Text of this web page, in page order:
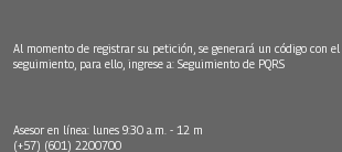
Al momento de registrar su petición, se generará un código con
seguimiento, para ello, ingrese a: Seguimiento de PQRS
Asesor en línea: lunes 9:30 a.m. - 12 m
(+57) (601) 2200700